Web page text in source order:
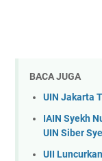
BACA JUGA
UIN Jakarta
IAIN Syekh
UIN Siber
UII